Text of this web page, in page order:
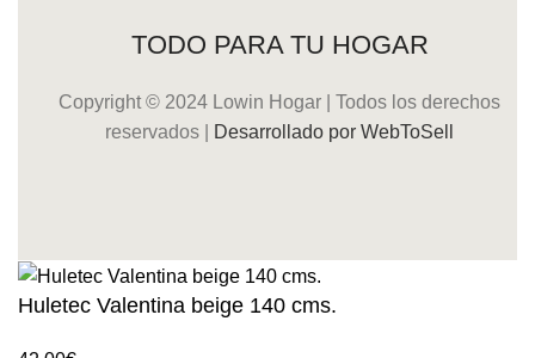
TODO PARA TU HOGAR
Copyright © 2024 Lowin Hogar | Todos los derechos
reservados |
Desarrollado por WebToSell
Huletec Valentina beige 140 cms.